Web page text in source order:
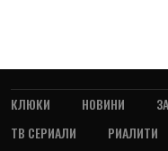
КЛЮКИ НОВИНИ
ТВ СЕРИАЛИ
РИАЛИТИ